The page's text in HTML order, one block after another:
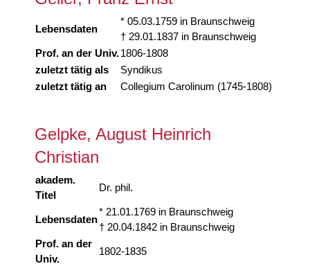
Lebensdaten
* 05.03.1759 in Braunschweig
† 29.01.1837 in Braunschweig
Prof. an der Univ.1806-1808
zuletzt tätig als
Syndikus
zuletzt tätig an
Collegium Carolinum (1745-1808)
Gelpke, August Heinrich
Christian
akadem.
Titel
Dr. phil.
Lebensdaten
* 21.01.1769 in Braunschweig
† 20.04.1842 in Braunschweig
Prof. an der
Univ.
1802-1835